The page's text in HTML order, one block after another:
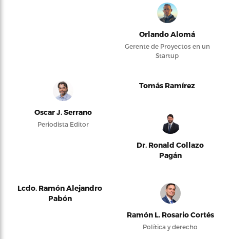
Orlando Alomá
Gerente de Proyectos en un
Startup
Oscar J. Serrano
Periodista Editor
Tomás Ramírez
Dr. Ronald Collazo
Pagán
Lcdo. Ramón Alejandro
Pabón
Ramón L. Rosario Cortés
Política y derecho